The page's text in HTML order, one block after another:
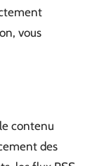
vous
contenu
des